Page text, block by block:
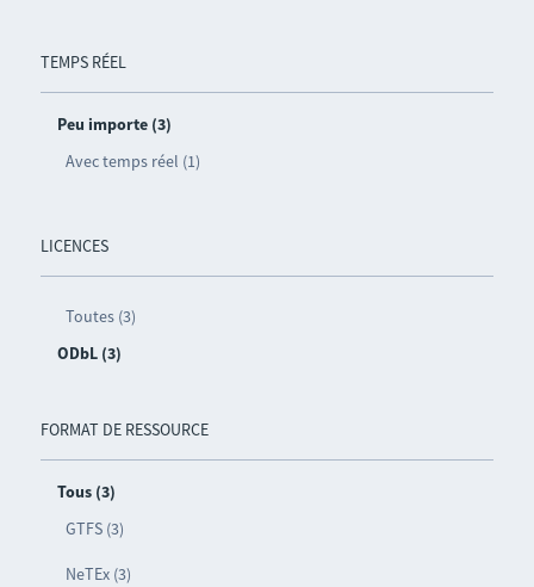
TEMPS RÉEL
Peu importe (3)
Avec temps réel (1)
LICENCES
Toutes (3)
ODbL (3)
FORMAT DE RESSOURCE
Tous (3)
GTFS (3)
NeTEx (3)